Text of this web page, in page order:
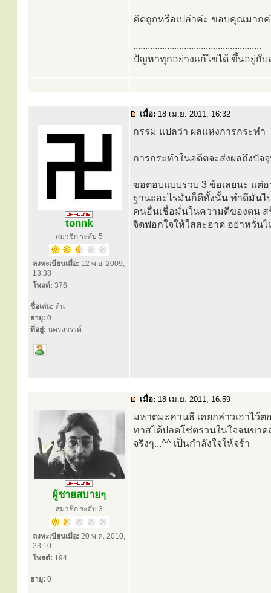
คิดถูกหรือเปล่าค่ะ ขอบคุณมาก
.....................................................
ปัญหาทุกอย่างแก้ไขได้ ขึ้นอยู่กั
เมื่อ: 18 เม.ย. 2011, 16:32
tonnk
สมาชิก ระดับ 5
ลงทะเบียนเมื่อ: 12 พ.ย. 2009,
13:38
โพสต์: 376
ชื่อเล่น: ต้น
อายุ: 0
ที่อยู่: นครสวรรค์
กรรม แปลว่า ผลแห่งการกระทำ
การกระทำในอดีตจะส่งผลถึงปัจ
ขอตอบแบบรวบ 3 ข้อเลยนะ แต่
ฐานะอะไรมันก็ดีทั้งนั้น ทำดีมันไ
คนอื่นเชื่อมั่นในความดีของตน ส
จิตฟอกใจให้ใสสะอาด อย่าหวั่น
เมื่อ: 18 เม.ย. 2011, 16:59
ผู้ชายสบายๆ
สมาชิก ระดับ 3
ลงทะเบียนเมื่อ: 20 พ.ค. 2010,
23:10
โพสต์: 194
อายุ: 0
มหาตมะคานธี เคยกล่าวเอาไว้
ทาสได้ปลดโซ่ตรวนในใจจนขาด
จริงๆ...^^ เป็นกำลังใจให้จร้า